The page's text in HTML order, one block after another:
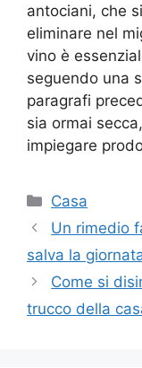
antociani, che
eliminare nel
vino è
seguendo una
paragrafi
sia ormai
impiegare
Categorie
Casa
Un rimedio
salva la
Come si
trucco della